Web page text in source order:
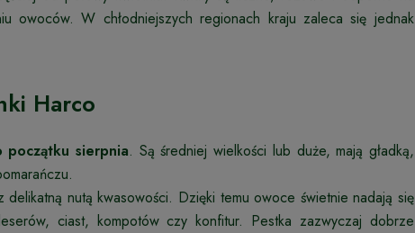
owoców. W chłodniejszych regionach kraju zaleca się jednak
Harco
sierpnia. Są średniej wielkości lub duże, mają gładką,
nutą kwasowości. Dzięki temu owoce świetnie nadają się
ciast, kompotów czy konfitur. Pestka zazwyczaj dobrze